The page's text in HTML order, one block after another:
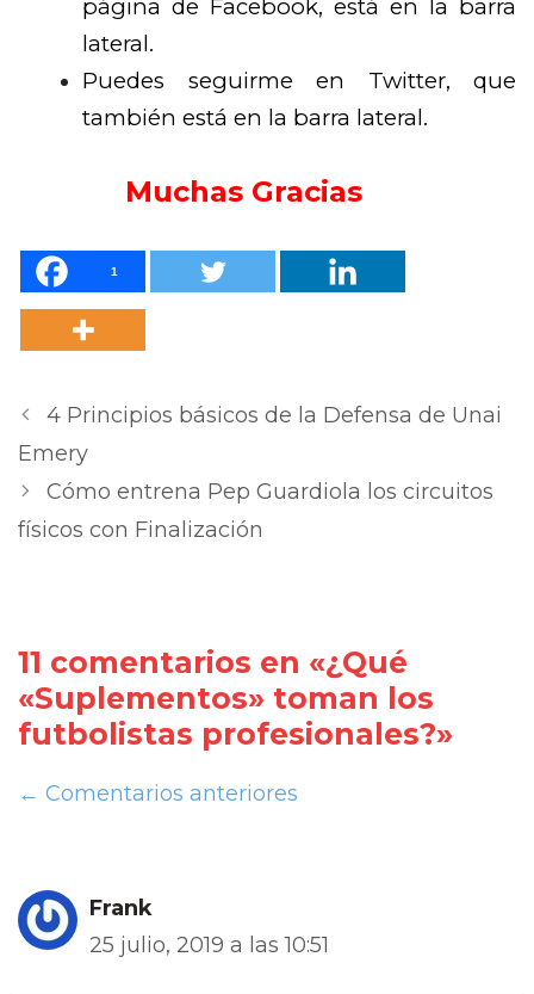
página de Facebook, está en la barra
lateral.
Puedes seguirme en Twitter, que
también está en la barra lateral.
Muchas Gracias
1
4 Principios básicos de la Defensa de Unai
Emery
Cómo entrena Pep Guardiola los circuitos
físicos con Finalización
11 comentarios en «¿Qué
«Suplementos» toman los
futbolistas profesionales?»
← Comentarios anteriores
Frank
25 julio, 2019 a las 10:51